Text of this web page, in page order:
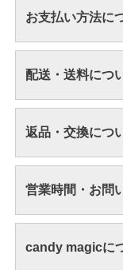
お支払い方法に
配送・送料につ
返品・交換につ
営業時間・お問
candy magicに